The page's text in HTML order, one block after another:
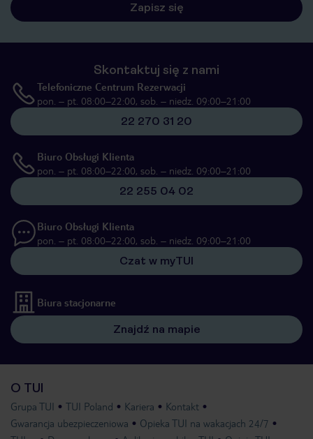
Zapisz się
Skontaktuj się z nami
Telefoniczne Centrum Rezerwacji
pon. – pt. 08:00–22:00, sob. – niedz. 09:00–21:00
22 270 31 20
Biuro Obsługi Klienta
pon. – pt. 08:00–22:00, sob. – niedz. 09:00–21:00
22 255 04 02
Biuro Obsługi Klienta
pon. – pt. 08:00–22:00, sob. – niedz. 09:00–21:00
Czat w myTUI
Biura stacjonarne
Znajdź na mapie
O TUI
Grupa TUI TUI Poland Kariera
Kontakt
Gwarancja ubezpieczeniowa
Opieka TUI na wakacjach 24/7